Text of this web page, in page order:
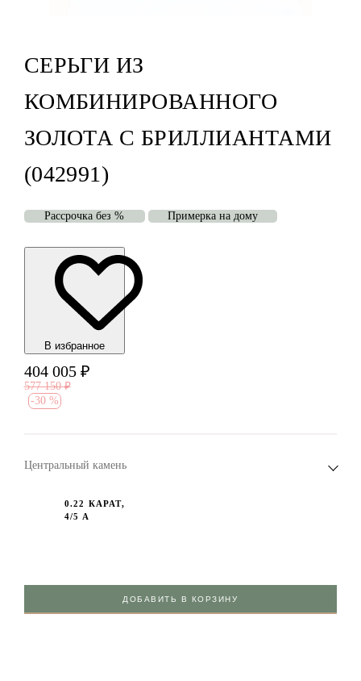
СЕРЬГИ ИЗ
КОМБИНИРОВАННОГО
ЗОЛОТА С БРИЛЛИАНТАМИ
(042991)
Рассрочка без % Примерка на дому
В избранноe
404 005 ₽
577 150 ₽
-30 %
Центральный камень
0.22 КАРАТ,
4/5 А
ДОБАВИТЬ В КОРЗИНУ